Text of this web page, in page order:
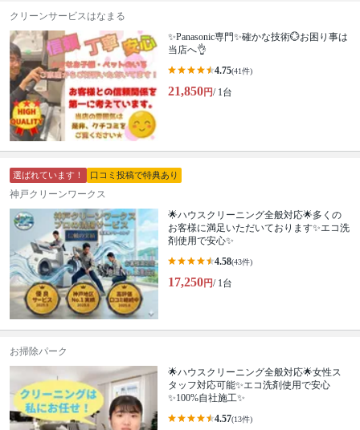
クリーンサービスはなまる
✨Panasonic専門✨確かな技術💮お困り事は
当店へ👌
4.75(41件)
21,850円/ 1台
選ばれています！ 口コミ投稿で特典あり
神戸クリーンワークス
🌟ハウスクリーニング全般対応🌟多くの
お客様に満足いただいております✨エコ洗
剤使用で安心✨
4.58(43件)
17,250円/ 1台
お掃除パーク
🌟ハウスクリーニング全般対応🌟女性ス
タッフ対応可能✨エコ洗剤使用で安心
✨100%自社施工✨
4.57(13件)